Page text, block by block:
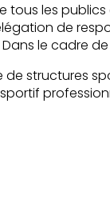
tous les
de
le cadre
structures